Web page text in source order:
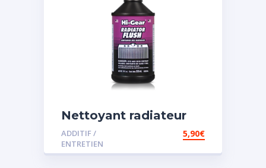
Nettoyant radiateur
ADDITIF /
ENTRETIEN
5,90€